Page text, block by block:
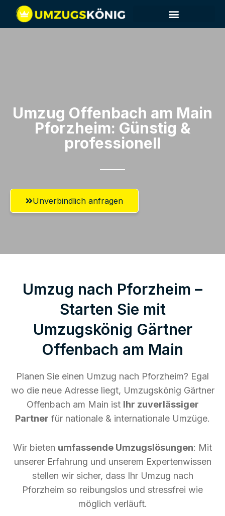
Umzug Offenbach am Main​
Pforzheim: Günstig &
professionell​
Unverbindlich anfragen
Umzug nach Pforzheim –
Starten Sie mit
Umzugskönig Gärtner
Offenbach am Main
Planen Sie einen Umzug nach Pforzheim? Egal
wo die neue Adresse liegt, Umzugskönig Gärtner
Offenbach am Main ist Ihr zuverlässiger
Partner für nationale & internationale Umzüge.
Wir bieten umfassende Umzugslösungen: Mit
unserer Erfahrung und unserem Expertenwissen
stellen wir sicher, dass Ihr Umzug nach
Pforzheim so reibungslos und stressfrei wie
möglich verläuft.